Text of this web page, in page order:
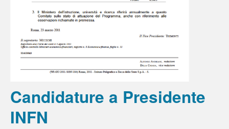
Candidature a Presidente
INFN